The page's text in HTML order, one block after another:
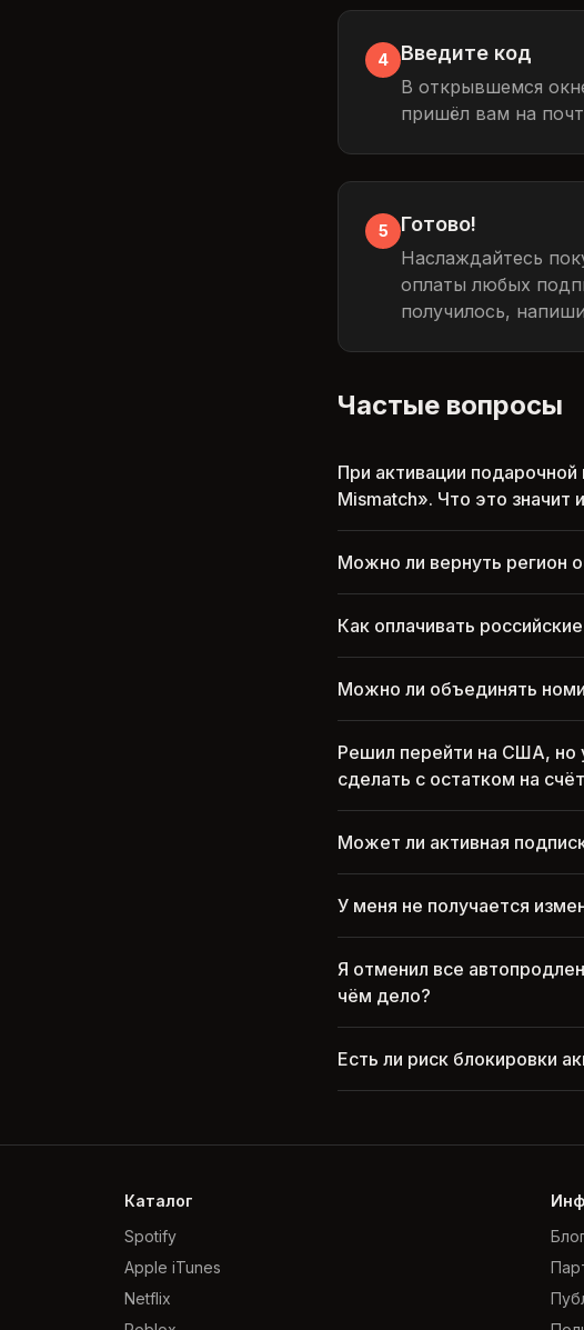
4 Введите код
В открывшемся
пришёл вам на
5 Готово!
Наслаждайтесь
оплаты любых
получилось,
Частые вопросы
При активации
Mismatch». Что это значит
Можно ли вернуть регион
Как оплачивать
Можно ли объединять
Решил перейти на США, но
сделать с остатком на
Может ли активная
У меня не получается
Я отменил все
чём дело?
Есть ли риск блокировки
Каталог
Spotify
Apple iTunes
Netflix